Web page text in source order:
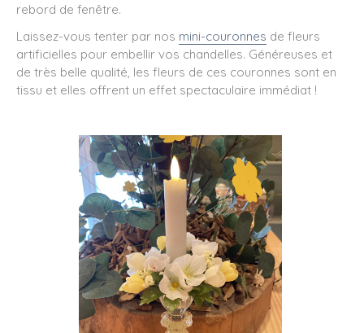
rebord de fenêtre.
Laissez-vous tenter par nos mini-couronnes de fleurs
artificielles pour embellir vos chandelles. Généreuses et
de très belle qualité, les fleurs de ces couronnes sont en
tissu et elles offrent un effet spectaculaire immédiat !